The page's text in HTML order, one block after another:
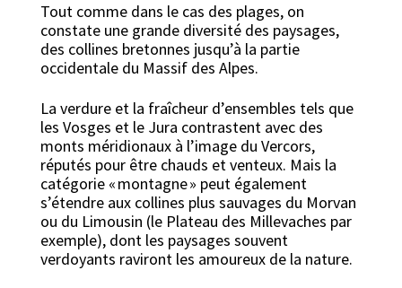
Tout comme dans le cas des plages, on
constate une grande diversité des paysages,
des collines bretonnes jusqu’à la partie
occidentale du Massif des Alpes.
La verdure et la fraîcheur d’ensembles tels que
les Vosges et le Jura contrastent avec des
monts méridionaux à l’image du Vercors,
réputés pour être chauds et venteux. Mais la
catégorie « montagne » peut également
s’étendre aux collines plus sauvages du Morvan
ou du Limousin (le Plateau des Millevaches par
exemple), dont les paysages souvent
verdoyants raviront les amoureux de la nature.